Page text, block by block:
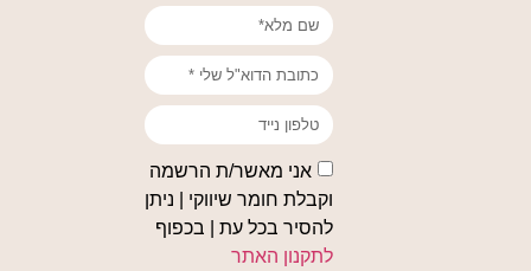
אני מאשר/ת הרשמה
וקבלת חומר שיווקי | ניתן
להסיר בכל עת | בכפוף
לתקנון האתר